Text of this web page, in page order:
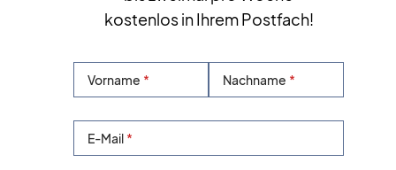
kostenlos in Ihrem Postfach!
Vorname Nachname
E-Mail